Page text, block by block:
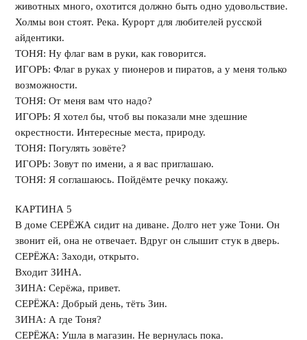
животных много, охотится должно быть одно удовольствие.
Холмы вон стоят. Река. Курорт для любителей русской
айдентики.
ТОНЯ: Ну флаг вам в руки, как говорится.
ИГОРЬ: Флаг в руках у пионеров и пиратов, а у меня только
возможности.
ТОНЯ: От меня вам что надо?
ИГОРЬ: Я хотел бы, чтоб вы показали мне здешние
окрестности. Интересные места, природу.
ТОНЯ: Погулять зовёте?
ИГОРЬ: Зовут по имени, а я вас приглашаю.
ТОНЯ: Я соглашаюсь. Пойдёмте речку покажу.
КАРТИНА 󠄒5
В доме СЕРЁЖА сидит на диване. Долго нет уже Тони. Он
звонит ей, она не отвечает. Вдруг он слышит стук в дверь.
СЕРЁЖА: Заходи, открыто.
Входит ЗИНА.
ЗИНА: Серёжа, привет.
СЕРЁЖА: Добрый день, тёть Зин.
ЗИНА: А где Тоня?
СЕРЁЖА: Ушла в магазин. Не вернулась пока.